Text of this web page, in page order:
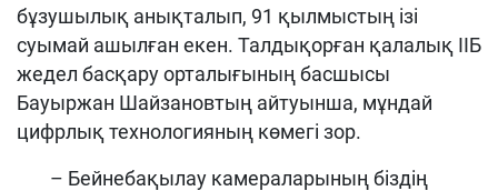
бұзушылық анықталып, 91 қылмыстың ізі
суымай ашылған екен. Талдықорған қалалық ІІБ
жедел басқару орталығының басшысы
Бауыржан Шайзановтың айтуынша, мұндай
цифрлық технологияның көмегі зор.
– Бейнебақылау камераларының біздің